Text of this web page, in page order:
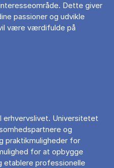
Dette giver
passioner og udvikle
være værdifulde på
Universitetet
og
praktikmuligheder for
for at opbygge
professionelle